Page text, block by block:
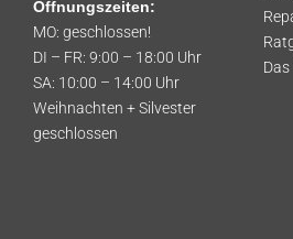
Öffnungszeiten:
MO: geschlossen!
DI – FR: 9:00 – 18:00 Uhr
SA: 10:00 – 14:00 Uhr
Weihnachten + Silvester
geschlossen
Das